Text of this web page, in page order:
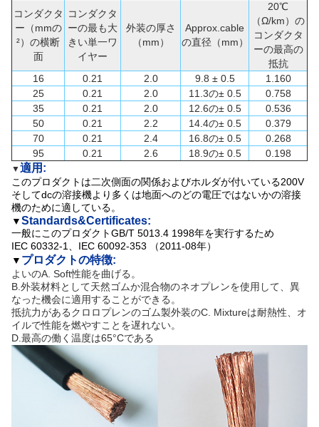
コンダクタ
ー（mmの
²）の横断
面
コンダクタ
ーの最も大
きい単一ワ
イヤー
外装の厚さ
（mm）
Approx.cable
の直径（mm）
20℃
（Ω/km）の
コンダクタ
ーの最高の
抵抗
16
0.21 2.0 9.8 ± 0.5
1.160
25
0.21 2.0 11.3の± 0.5
0.758
35
0.21 2.0 12.6の± 0.5
0.536
50
0.21 2.2 14.4の± 0.5
0.379
70
0.21 2.4 16.8の± 0.5
0.268
95
0.21 2.6 18.9の± 0.5 0.198
▼適用:
このプロダクトは二次側面の関係およびホルダが付いている200V
そしてdcの溶接機より多くは地面へのどの電圧ではないかの溶接
機のために適している。
▼Standards&Certificates:
一般にこのプロダクトGB/T 5013.4 1998年を実行するため
IEC 60332-1、IEC 60092-353 （2011-08年）
▼ プロダクトの特徴:
よいのA. Soft性能を曲げる。
B.外装材料として天然ゴムか混合物のネオプレンを使用して、異
なった機会に適用することができる。
抵抗力があるクロロプレンのゴム製外装のC. Mixtureは耐熱性、オ
イルで性能を燃やすことを遅れない。
D.最高の働く温度は65°Cである